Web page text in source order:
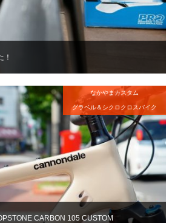
！
CARBON 105 CUSTOM
なかやまカスタム
グラベル＆シクロクロスバイク